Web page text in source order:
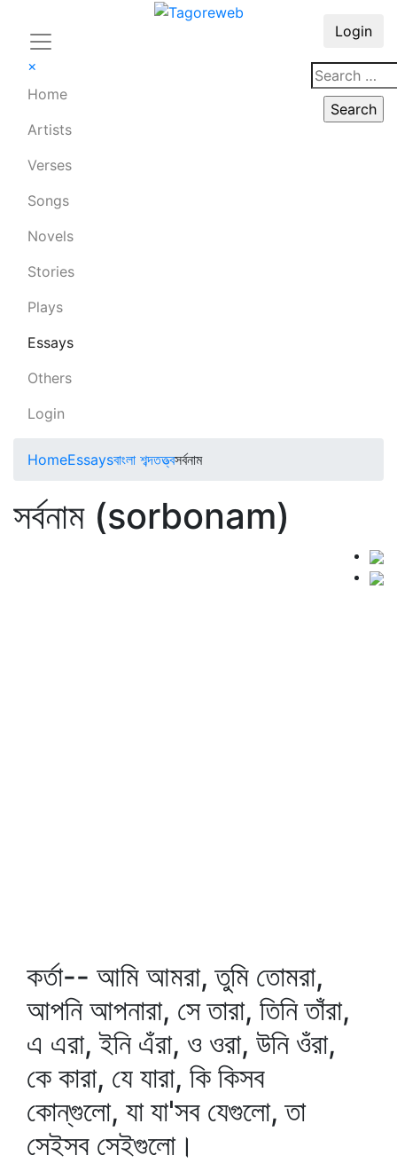
×
Home
Artists
Verses
Songs
Novels
Stories
Plays
Essays
Others
Login
Login
HomeEssaysবাংলা শব্দতত্ত্বসর্বনাম
সর্বনাম (sorbonam)
কর্তা-- আমি আমরা, তুমি তোমরা,
আপনি আপনারা, সে তারা, তিনি তাঁরা,
এ এরা, ইনি এঁরা, ও ওরা, উনি ওঁরা,
কে কারা, যে যারা, কি কিসব
কোন্‌গুলো, যা যা'সব যেগুলো, তা
সেইসব সেইগুলো।